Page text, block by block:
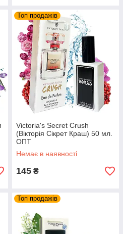
Топ продажів
Victoria's Secret Crush
(Вікторія Сікрет Краш) 50 мл.
ОПТ
Немає в наявності
145 ₴
Топ продажів